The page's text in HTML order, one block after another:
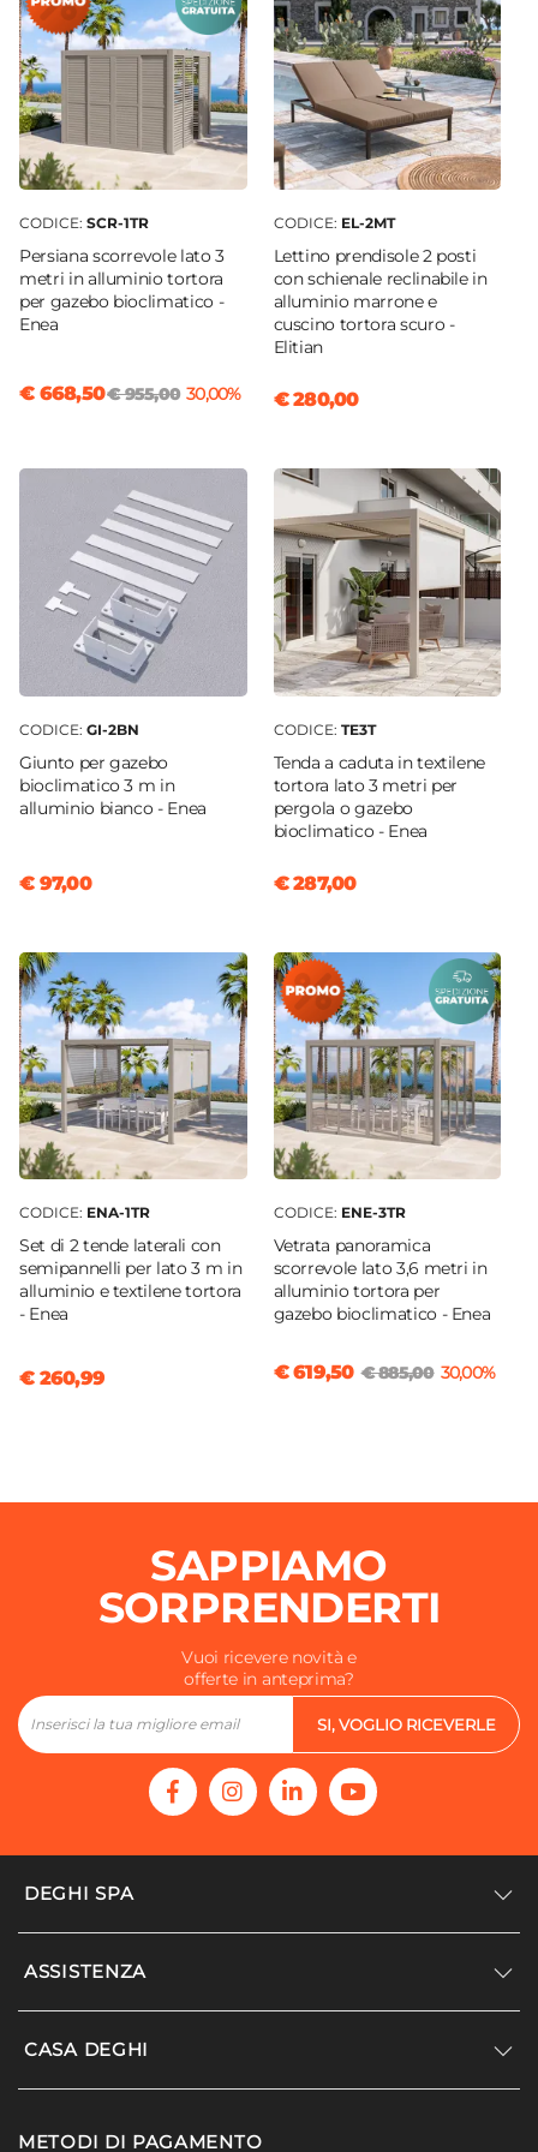
CODICE: SCR-1TR
Persiana scorrevole lato 3
metri in alluminio tortora
per gazebo bioclimatico -
Enea
€ 668,50€ 955,00 30,00%
CODICE: EL-2MT
Lettino prendisole 2 posti
con schienale reclinabile in
alluminio marrone e
cuscino tortora scuro -
Elitian
€ 280,00
CODICE: GI-2BN
Giunto per gazebo
bioclimatico 3 m in
alluminio bianco - Enea
€ 97,00
CODICE: TE3T
Tenda a caduta in textilene
tortora lato 3 metri per
pergola o gazebo
bioclimatico - Enea
€ 287,00
CODICE: ENA-1TR
Set di 2 tende laterali con
semipannelli per lato 3 m in
alluminio e textilene tortora
- Enea
€ 260,99
CODICE: ENE-3TR
Vetrata panoramica
scorrevole lato 3,6 metri in
alluminio tortora per
gazebo bioclimatico - Enea
€ 619,50 € 885,00 30,00%
SAPPIAMO
SORPRENDERTI
Vuoi ricevere novità e
offerte in anteprima?
SI, VOGLIO RICEVERLE
DEGHI SPA
Accedi/Registrati
Modello organizzativo e codice etico
ASSISTENZA
Supporto
Agevolazioni fiscali
CASA DEGHI
METODI DI PAGAMENTO